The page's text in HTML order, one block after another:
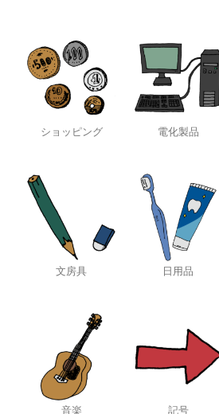
ショッピング 電化製品
文房具 日用品
音楽 記号